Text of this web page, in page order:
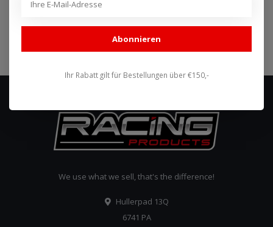
Bleibe auf dem Laufenden mit unseren Newsletter-Angeboten
We use what we sell, that's the difference!
Hullerpad 13Q
6741 PA
Abonnieren
Ihr Rabatt gilt für Bestellungen über €150,-